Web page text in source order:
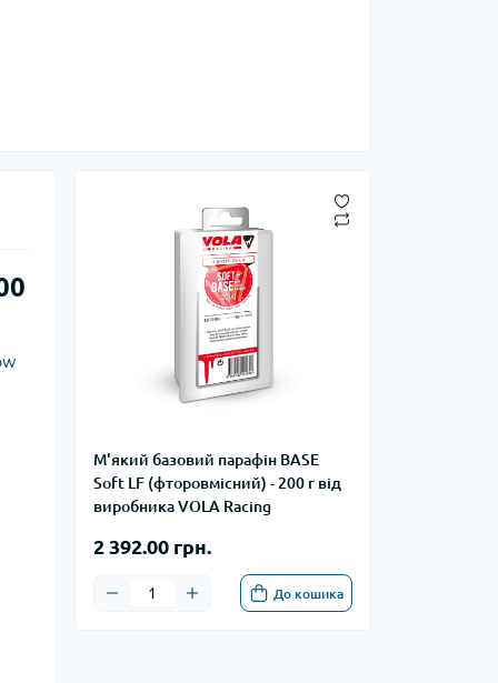
М'який базовий парафін BASE
Soft LF (фторовмісний) - 200 г від
виробника VOLA Racing
2 392.00 грн.
До кошика